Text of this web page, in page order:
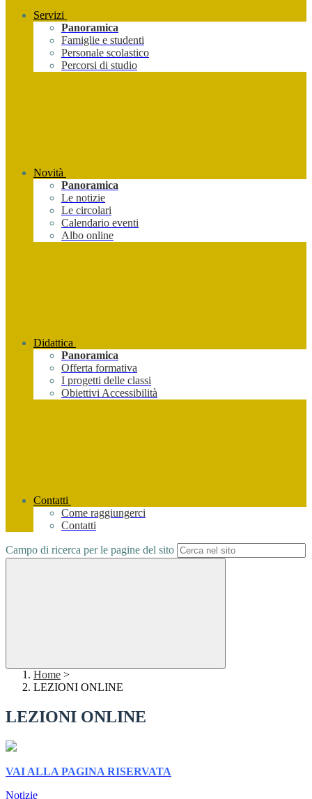
Servizi
Panoramica
Famiglie e studenti
Personale scolastico
Percorsi di studio
Novità
Panoramica
Le notizie
Le circolari
Calendario eventi
Albo online
Didattica
Panoramica
Offerta formativa
I progetti delle classi
Obiettivi Accessibilità
Contatti
Come raggiungerci
Contatti
Campo di ricerca per le pagine del sito
Home >
LEZIONI ONLINE
LEZIONI ONLINE
VAI ALLA PAGINA RISERVATA
Notizie